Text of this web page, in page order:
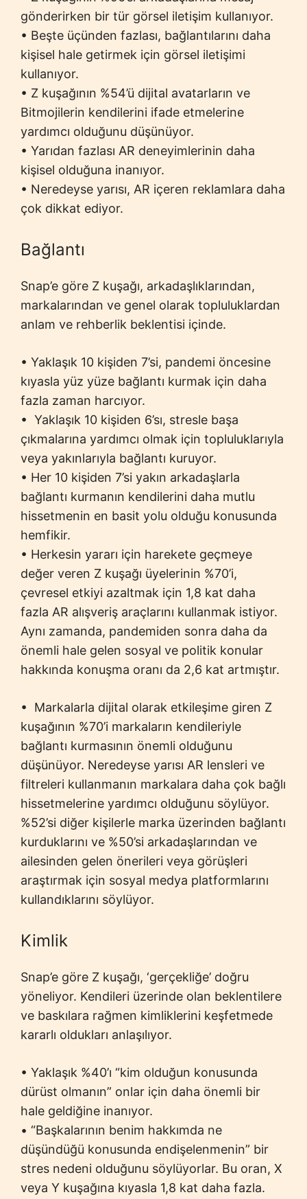
gönderirken bir tür görsel iletişim kullanıyor.
• Beşte üçünden fazlası, bağlantılarını daha
kişisel hale getirmek için görsel iletişimi
kullanıyor.
• Z kuşağının %54’ü dijital avatarların ve
Bitmojilerin kendilerini ifade etmelerine
yardımcı olduğunu düşünüyor.
• Yarıdan fazlası AR deneyimlerinin daha
kişisel olduğuna inanıyor.
• Neredeyse yarısı, AR içeren reklamlara daha
çok dikkat ediyor.
Bağlantı
Snap’e göre Z kuşağı, arkadaşlıklarından,
markalarından ve genel olarak topluluklardan
anlam ve rehberlik beklentisi içinde.
• Yaklaşık 10 kişiden 7’si, pandemi öncesine
kıyasla yüz yüze bağlantı kurmak için daha
fazla zaman harcıyor.
• Yaklaşık 10 kişiden 6’sı, stresle başa
çıkmalarına yardımcı olmak için topluluklarıyla
veya yakınlarıyla bağlantı kuruyor.
• Her 10 kişiden 7’si yakın arkadaşlarla
bağlantı kurmanın kendilerini daha mutlu
hissetmenin en basit yolu olduğu konusunda
hemfikir.
• Herkesin yararı için harekete geçmeye
değer veren Z kuşağı üyelerinin %70’i,
çevresel etkiyi azaltmak için 1,8 kat daha
fazla AR alışveriş araçlarını kullanmak istiyor.
Aynı zamanda, pandemiden sonra daha da
önemli hale gelen sosyal ve politik konular
hakkında konuşma oranı da 2,6 kat artmıştır.
• Markalarla dijital olarak etkileşime giren Z
kuşağının %70’i markaların kendileriyle
bağlantı kurmasının önemli olduğunu
düşünüyor. Neredeyse yarısı AR lensleri ve
filtreleri kullanmanın markalara daha çok bağlı
hissetmelerine yardımcı olduğunu söylüyor.
%52’si diğer kişilerle marka üzerinden bağlantı
kurduklarını ve %50’si arkadaşlarından ve
ailesinden gelen önerileri veya görüşleri
araştırmak için sosyal medya platformlarını
kullandıklarını söylüyor.
Kimlik
Snap’e göre Z kuşağı, ‘gerçekliğe’ doğru
yöneliyor. Kendileri üzerinde olan beklentilere
ve baskılara rağmen kimliklerini keşfetmede
kararlı oldukları anlaşılıyor.
• Yaklaşık %40’ı “kim olduğun konusunda
dürüst olmanın” onlar için daha önemli bir
hale geldiğine inanıyor.
• “Başkalarının benim hakkımda ne
düşündüğü konusunda endişelenmenin” bir
stres nedeni olduğunu söylüyorlar. Bu oran, X
veya Y kuşağına kıyasla 1,8 kat daha fazla.